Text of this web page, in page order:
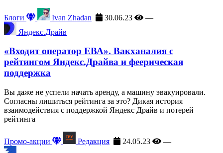
Блоги Ivan Zhadan 30.06.23
—
Яндекс.Драйв
«Входит оператор ЕВА». Вакханалия с
рейтингом Яндекс.Драйва и феерическая
поддержка
Вы даже не успели начать аренду, а машину эвакуировали.
Согласны лишиться рейтинга за это? Дикая история
взаимодействия с поддержкой Яндекс Драйв и потерей
рейтинга
Промо-акции Редакция 24.05.23
—